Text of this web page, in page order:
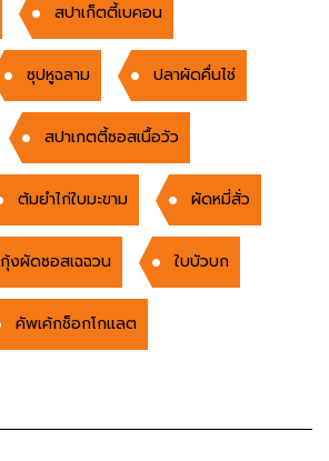
สปาเก็ตตี้เบคอน
ซุปหูฉลาม ปลาผัดคื่นไช่
สปาเกตตี้ซอสเนื้อวัว
ต้มยำไก่ใบมะขาม ผัดหมี่สั่ว
กุ้งผัดซอสเฉฉวน ใบบัวบก
คัพเค้กช็อกโกแลต